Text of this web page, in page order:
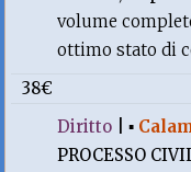
volume
ottimo stato di
38€
Diritto |▪
PROCESSO